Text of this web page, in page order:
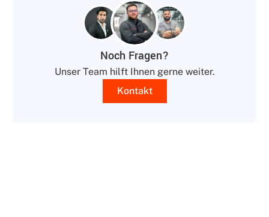
Noch Fragen?
Unser Team hilft Ihnen gerne weiter.
Kontakt